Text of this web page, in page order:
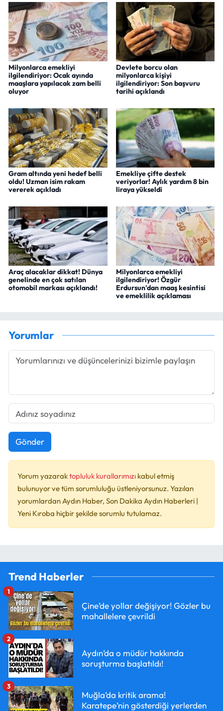
Milyonlarca emekliyi
ilgilendiriyor: Ocak ayında
maaşlara yapılacak zam belli
oluyor
Devlete borcu olan
milyonlarca kişiyi
ilgilendiriyor: Son başvuru
tarihi açıklandı
Gram altında yeni hedef belli
oldu! Uzman isim rakam
vererek açıkladı
Emekliye çifte destek
veriyorlar! Aylık yardım 8 bin
liraya yükseldi
Araç alacaklar dikkat! Dünya
genelinde en çok satılan
otomobil markası açıklandı!
Milyonlarca emekliyi
ilgilendiriyor! Özgür
Erdursun'dan maaş kesintisi
ve emeklilik açıklaması
Yorumlar
Gönder
Yorum yazaraktopluluk kurallarımızı kabul etmiş
bulunuyor ve tüm sorumluluğu üstleniyorsunuz. Yazılan
yorumlardan Aydın Haber, Son Dakika Aydın Haberleri |
Yeni Kıroba hiçbir şekilde sorumlu tutulamaz.
Trend Haberler
Çine’de yollar değişiyor! Gözler bu
mahallelere çevrildi
1
Aydın’da o müdür hakkında
soruşturma başlatıldı!
2
Muğla’da kritik arama!
Karatepe’nin gösterdiği yerlerden
3